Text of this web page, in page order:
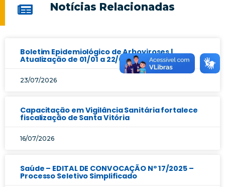
Notícias Relacionadas
Boletim Epidemiológico de Arboviroses |
Atualização de 01/01 a 22/07/2026
23/07/2026
Capacitação em Vigilância Sanitária fortalece
fiscalização de Santa Vitória
16/07/2026
Saúde – EDITAL DE CONVOCAÇÃO Nº 17/2025 –
Processo Seletivo Simplificado